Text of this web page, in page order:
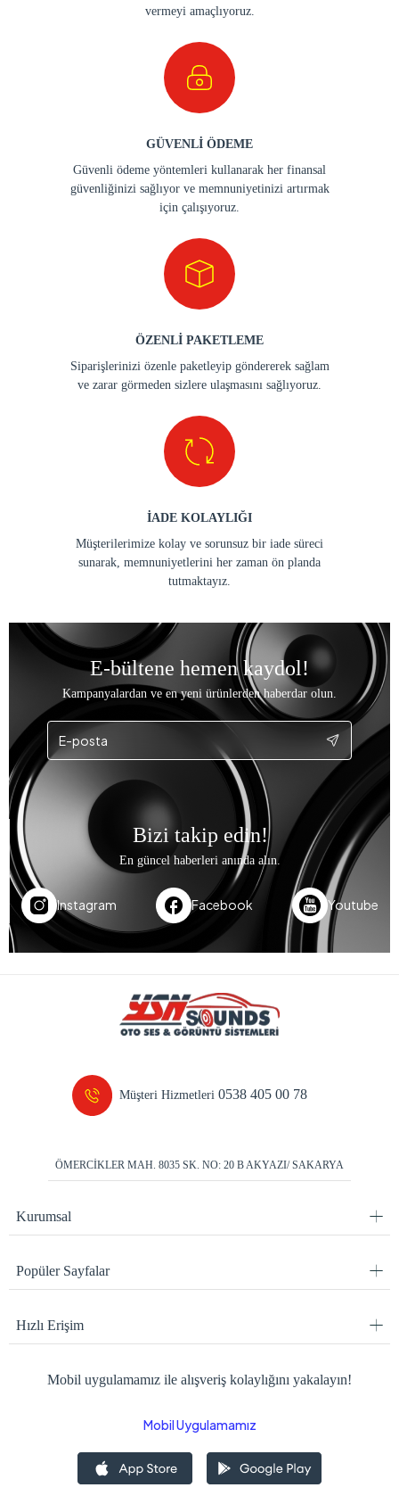
vermeyi amaçlıyoruz.
GÜVENLİ ÖDEME
Güvenli ödeme yöntemleri kullanarak her finansal
güvenliğinizi sağlıyor ve memnuniyetinizi artırmak
için çalışıyoruz.
ÖZENLİ PAKETLEME
Siparişlerinizi özenle paketleyip göndererek sağlam
ve zarar görmeden sizlere ulaşmasını sağlıyoruz.
İADE KOLAYLIĞI
Müşterilerimize kolay ve sorunsuz bir iade süreci
sunarak, memnuniyetlerini her zaman ön planda
tutmaktayız.
E-bültene hemen kaydol!
Kampanyalardan ve en yeni ürünlerden haberdar olun.
Bizi takip edin!
En güncel haberleri anında alın.
Instagram Facebook Youtube
Müşteri Hizmetleri0538 405 00 78
ÖMERCİKLER MAH. 8035 SK. NO: 20 B AKYAZI/ SAKARYA
Kurumsal
Popüler Sayfalar
Hızlı Erişim
Mobil uygulamamız ile alışveriş kolaylığını yakalayın!
Mobil Uygulamamız